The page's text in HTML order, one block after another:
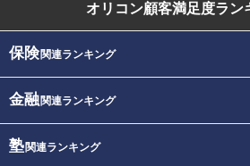
オリコン顧客満足度ラン
保険関連ランキング
金融関連ランキング
塾関連ランキング